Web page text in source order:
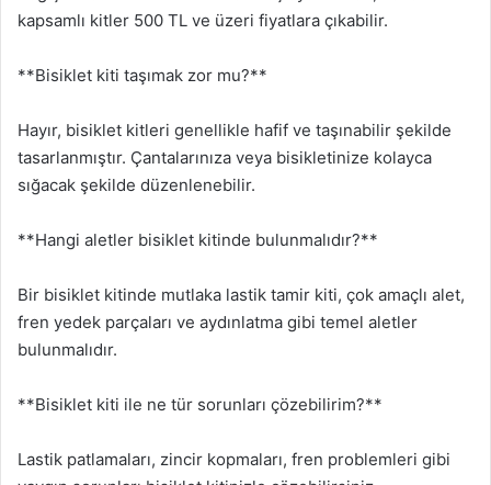
kapsamlı kitler 500 TL ve üzeri fiyatlara çıkabilir.
**Bisiklet kiti taşımak zor mu?**
Hayır, bisiklet kitleri genellikle hafif ve taşınabilir şekilde
tasarlanmıştır. Çantalarınıza veya bisikletinize kolayca
sığacak şekilde düzenlenebilir.
**Hangi aletler bisiklet kitinde bulunmalıdır?**
Bir bisiklet kitinde mutlaka lastik tamir kiti, çok amaçlı alet,
fren yedek parçaları ve aydınlatma gibi temel aletler
bulunmalıdır.
**Bisiklet kiti ile ne tür sorunları çözebilirim?**
Lastik patlamaları, zincir kopmaları, fren problemleri gibi